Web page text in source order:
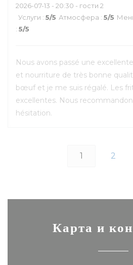
2026-07-13 - 20:30 - гости 2
Услуги : 5/5 Атмосфера : 5/5
: 5/5
Nous avons passé une
et nourriture de très bonne
bœuf et je me suis régalé. Les
excellentes. Nous
hésitation.
1 2
Карта и